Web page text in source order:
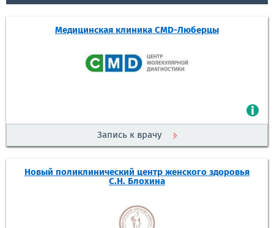
Медицинская клиника CMD-Люберцы
Запись к врачу
Новый поликлинический центр женского здоровья
С.Н. Блохина